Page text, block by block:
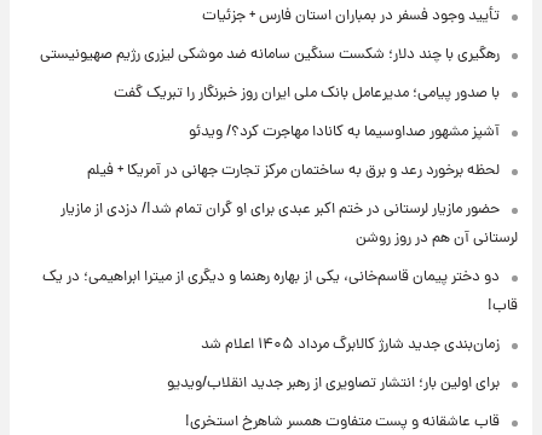
تأیید وجود فسفر در بمباران استان فارس + جزئیات
رهگیری با چند دلار؛ شکست سنگین سامانه ضد موشکی لیزری رژیم صهیونیستی
با صدور پیامی؛ مدیرعامل بانک ملی ایران روز خبرنگار را تبریک گفت
آشپز مشهور صداوسیما به کانادا مهاجرت کرد؟/ ویدئو
لحظه برخورد رعد و برق به ساختمان مرکز تجارت جهانی در آمریکا + فیلم
حضور مازیار لرستانی در ختم اکبر عبدی برای او گران تمام شد!/ دزدی از مازیار
لرستانی آن هم در روز روشن
دو دختر پیمان قاسم‌خانی، یکی از بهاره رهنما و دیگری از میترا ابراهیمی؛ در یک
قاب!
زمان‌بندی جدید شارژ کالابرگ مرداد ۱۴۰۵ اعلام شد
برای اولین بار؛ انتشار تصاویری از رهبر جدید انقلاب/ویدیو
قاب عاشقانه و پست متفاوت همسر شاهرخ استخری!